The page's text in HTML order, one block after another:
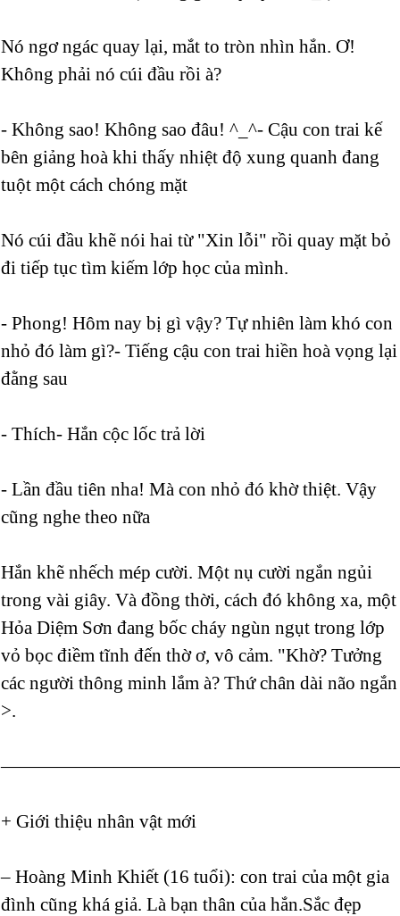
Nó ngơ ngác quay lại, mắt to tròn nhìn hắn. Ơ!
Không phải nó cúi đầu rồi à?
- Không sao! Không sao đâu! ^_^- Cậu con trai kế
bên giảng hoà khi thấy nhiệt độ xung quanh đang
tuột một cách chóng mặt
Nó cúi đầu khẽ nói hai từ "Xin lỗi" rồi quay mặt bỏ
đi tiếp tục tìm kiếm lớp học của mình.
- Phong! Hôm nay bị gì vậy? Tự nhiên làm khó con
nhỏ đó làm gì?- Tiếng cậu con trai hiền hoà vọng lại
đằng sau
- Thích- Hắn cộc lốc trả lời
- Lần đầu tiên nha! Mà con nhỏ đó khờ thiệt. Vậy
cũng nghe theo nữa
Hắn khẽ nhếch mép cười. Một nụ cười ngắn ngủi
trong vài giây. Và đồng thời, cách đó không xa, một
Hỏa Diệm Sơn đang bốc cháy ngùn ngụt trong lớp
vỏ bọc điềm tĩnh đến thờ ơ, vô cảm. "Khờ? Tưởng
các người thông minh lắm à? Thứ chân dài não ngắn
>.
+ Giới thiệu nhân vật mới
– Hoàng Minh Khiết (16 tuổi): con trai của một gia
đình cũng khá giả. Là bạn thân của hắn.Sắc đẹp